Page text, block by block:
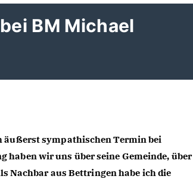
BM Michael
sympathischen Termin bei
haben wir uns über seine Gemeinde, über
Nachbar aus Bettringen habe ich die